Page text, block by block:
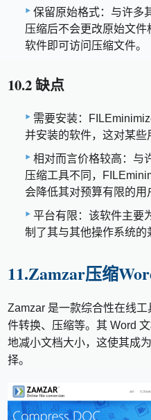
保留原始格式：与许多
压缩后不会更改原始文
软件即可访问压缩文件。
10.2 缺点
需要安装：
并安装的软件，这对某些
相对而言价格较高：与
压缩工具不同，
会降低其对预算有限的用
平台有限：该软件主要
制了其与其他操作系统的
11.Zamzar压缩
Zamzar 是一款综合性在线
件转换、压缩等。其 Word
地减小文档大小，这使其成
择。